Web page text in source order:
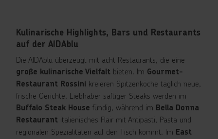
Kulinarische Highlights, Bars und Restaurants
auf der AIDAblu
Die AIDAblu überzeugt mit acht Restaurants, die eine
große kulinarische Vielfalt bieten. Im Gourmet-
Restaurant Rossini kreieren Spitzenköche täglich neue,
frische Gerichte. Liebhaber saftiger Steaks werden im
Buffalo Steak House fündig, während im Bella Donna
Restaurant italienisches Flair mit Antipasti, Pasta und
regionalen Spezialitäten auf den Tisch kommt. Im East